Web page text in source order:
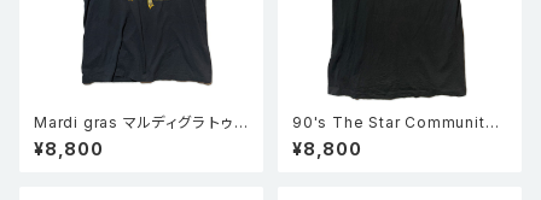
Mardi gras マルディグラ トゥ
ーフェイス 仮面 半袖 シングル
ステッチ Tシャツ 黒
¥8,800
90's The Star Community
Bar 半袖 シングルステッチ Tシ
ャツ 黒 XL 企業物
¥8,800